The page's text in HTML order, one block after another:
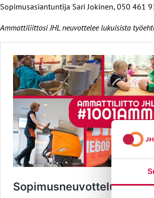
Sopimusasiantuntija Sari Jokinen, 050 461
Ammattiliittosi JHL neuvottelee lukuisista